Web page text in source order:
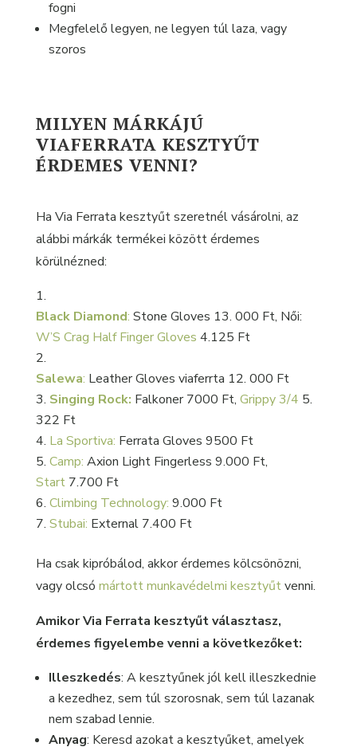
fogni
Megfelelő legyen, ne legyen túl laza, vagy
szoros
MILYEN MÁRKÁJÚ
VIAFERRATA KESZTYŰT
ÉRDEMES VENNI?
Ha Via Ferrata kesztyűt szeretnél vásárolni, az
alábbi márkák termékei között érdemes
körülnézned:
Black Diamond: Stone Gloves 13. 000 Ft, Női:
W’S Crag Half Finger Gloves 4.125 Ft
Salewa: Leather Gloves viaferrta 12. 000 Ft
Singing Rock: Falkoner 7000 Ft, Grippy 3/4 5.
322 Ft
La Sportiva: Ferrata Gloves 9500 Ft
Camp: Axion Light Fingerless 9.000 Ft,
Start7.700 Ft
Climbing Technology: 9.000 Ft
Stubai: External 7.400 Ft
Ha csak kipróbálod, akkor érdemes kölcsönözni,
vagy olcsó mártott munkavédelmi kesztyűtvenni.
Amikor Via Ferrata kesztyűt választasz,
érdemes figyelembe venni a következőket:
Illeszkedés: A kesztyűnek jól kell illeszkednie
a kezedhez, sem túl szorosnak, sem túl lazanak
nem szabad lennie.
Anyag: Keresd azokat a kesztyűket, amelyek